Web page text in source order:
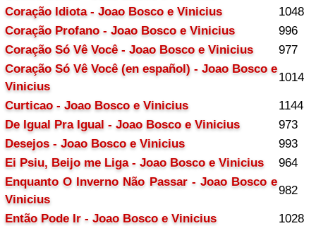
Coração Idiota - Joao Bosco e Vinicius
1048
Coração Profano - Joao Bosco e Vinicius
996
Coração Só Vê Você - Joao Bosco e Vinicius
977
Coração Só Vê Você (en español) - Joao Bosco e
Vinicius
1014
Curticao - Joao Bosco e Vinicius
1144
De Igual Pra Igual - Joao Bosco e Vinicius
973
Desejos - Joao Bosco e Vinicius
993
Ei Psiu, Beijo me Liga - Joao Bosco e Vinicius
964
Enquanto O Inverno Não Passar - Joao Bosco e
Vinicius
982
Então Pode Ir - Joao Bosco e Vinicius
1028